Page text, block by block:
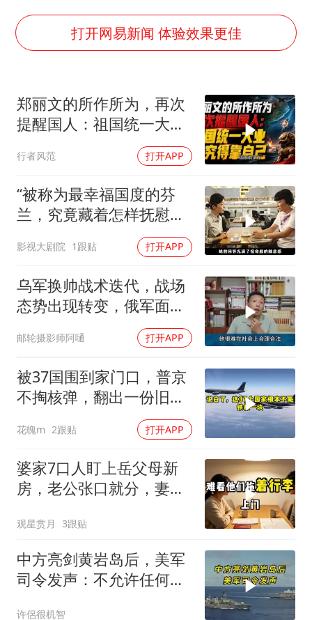
BLG经理辟谣Bin离队
以军士兵把枪口对准中国记者
曹颖儿子首次演长剧
“开学三件套”全线暴涨
总书记点赞的非遗苗绣焕发新生机
打开网易新闻 体验效果更佳
郑丽文的所作所为，再次
提醒国人：祖国统一大
业，终究得靠自己！
行者风范 打开APP
“被称为最幸福国度的芬
兰，究竟藏着怎样抚慰人
影视大剧院 1跟贴 打开APP
乌军换帅战术迭代，战场
态势出现转变，俄军面临
邮轮摄影师阿嗵 打开APP
被37国围到家门口，普京
不掏核弹，翻出一份旧合
花魄m 2跟贴 打开APP
婆家7口人盯上岳父母新
房，老公张口就分，妻子
观星赏月 3跟贴
中方亮剑黄岩岛后，美军
司令发声：不允许任何国
许侶很机智